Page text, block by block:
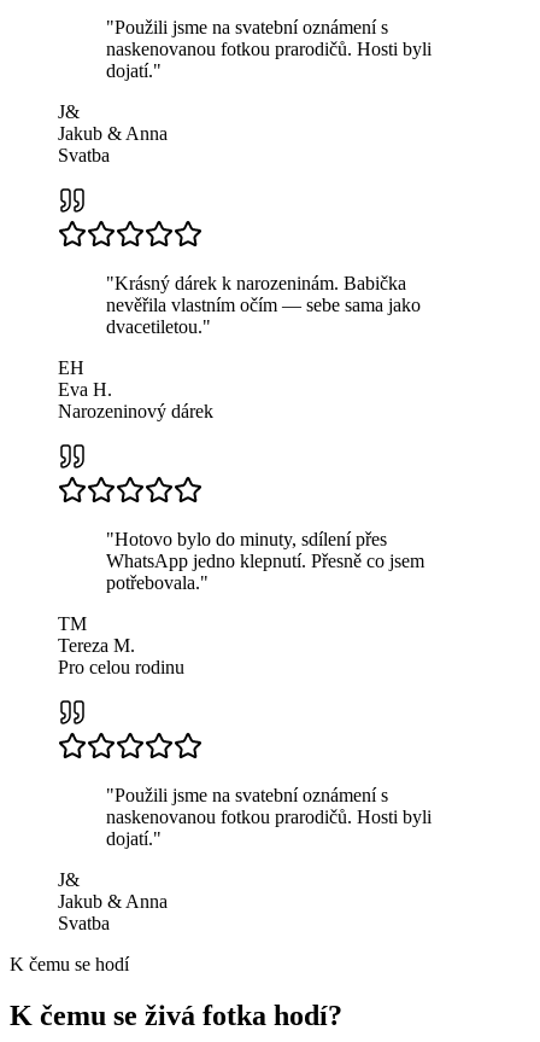
"Použili jsme na svatební oznámení s
naskenovanou fotkou prarodičů. Hosti byli
dojatí."
J&
Jakub & Anna
Svatba
"Krásný dárek k narozeninám. Babička
nevěřila vlastním očím — sebe sama jako
dvacetiletou."
EH
Eva H.
Narozeninový dárek
"Hotovo bylo do minuty, sdílení přes
WhatsApp jedno klepnutí. Přesně co jsem
potřebovala."
TM
Tereza M.
Pro celou rodinu
"Použili jsme na svatební oznámení s
naskenovanou fotkou prarodičů. Hosti byli
dojatí."
J&
Jakub & Anna
Svatba
K čemu se hodí
K čemu se živá fotka hodí?